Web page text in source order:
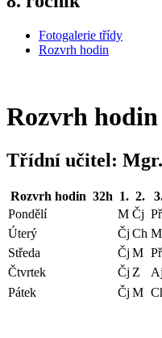
Fotogalerie třídy
Rozvrh hodin
Rozvrh hodin
Třídní učitel: Mgr.
Rozvrh hodin 32h 1. 2.
Pondělí
M Čj Př
Úterý
Čj Ch M
Středa
Čj M Př
Čtvrtek
Čj Z Aj
Pátek
Čj M